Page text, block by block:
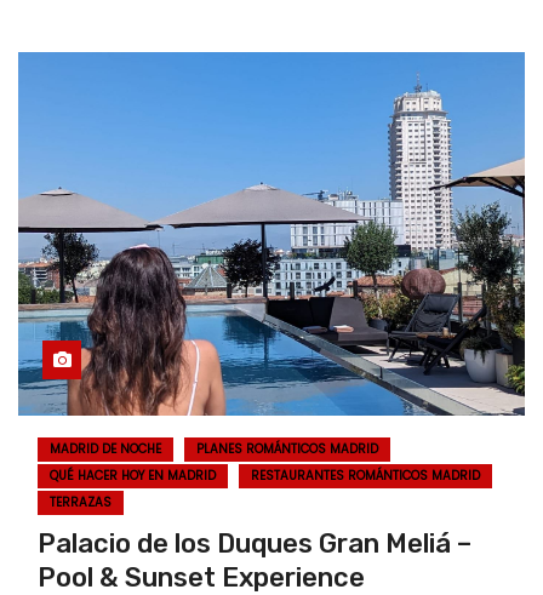
MADRID DE NOCHE
PLANES ROMÁNTICOS MADRID
QUÉ HACER HOY EN MADRID
RESTAURANTES ROMÁNTICOS MADRID
TERRAZAS
Palacio de los Duques Gran Meliá –
Pool & Sunset Experience